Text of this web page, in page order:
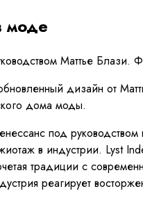
моде
Маттье
дизайн от
дома моды.
под
в индустрии.
традиции с
реагирует